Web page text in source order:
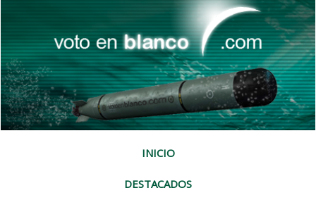
INICIO
DESTACADOS